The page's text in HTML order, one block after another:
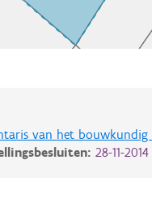
van het bouwkundig
28-11-